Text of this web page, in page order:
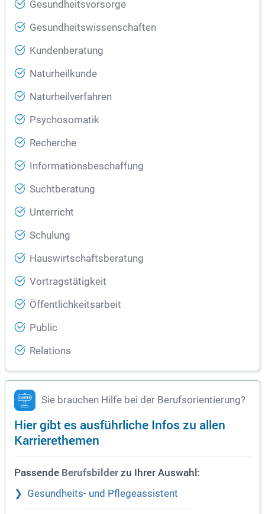
Gesundheitsvorsorge
Gesundheitswissenschaften
Kundenberatung
Naturheilkunde
Naturheilverfahren
Psychosomatik
Recherche
Informationsbeschaffung
Suchtberatung
Unterricht
Schulung
Hauswirtschaftsberatung
Vortragstätigkeit
Öffentlichkeitsarbeit
Public
Relations
Sie brauchen Hilfe bei der Berufsorientierung?
Hier gibt es ausführliche Infos zu allen
Karrierethemen
Passende Berufsbilder zu Ihrer Auswahl:
Gesundheits- und Pflegeassistent